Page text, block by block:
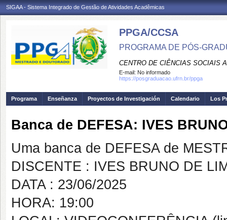
SIGAA - Sistema Integrado de Gestão de Atividades Acadêmicas
PPGA/CCSA
PROGRAMA DE PÓS-
CENTRO DE CIÊNCIAS SOCIAIS
E-mail: No informado
https://posgraduacao.ufrn.br/ppga
Programa Enseñanza Proyectos de Investigación Calendario Los
Banca de DEFESA: IVES
Uma banca de DEFESA de
DISCENTE : IVES BRUNO DE
DATA : 23/06/2025
HORA: 19:00